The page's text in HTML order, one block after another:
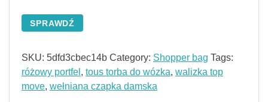
SPRAWDŹ
SKU: 5dfd3cbec14b Category: Shopper bag Tags:
różowy portfel , tous torba do wózka, walizka top
move, wełniana czapka damska